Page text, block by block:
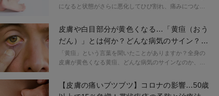
になると状態がさらに悪化してひび割れ、痛みにつなが
く体の内側からの冷えのサインかもしれません。
皮膚や白目部分が黄色くなる…「黄疸（おう
だん）」とは何か？どんな病気のサイン？医
師が解説
「黄疸」という言葉を聞いたことがありますか？全身の
皮膚が黄色くなる黄疸、どんな病気のサインなのか、医
【皮膚の痛いブツブツ】コロナの影響…50歳